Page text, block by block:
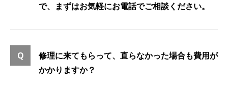
で、まずはお気軽にお電話でご相談ください。
修理に来てもらって、直らなかった場合も費用が
かかりますか？